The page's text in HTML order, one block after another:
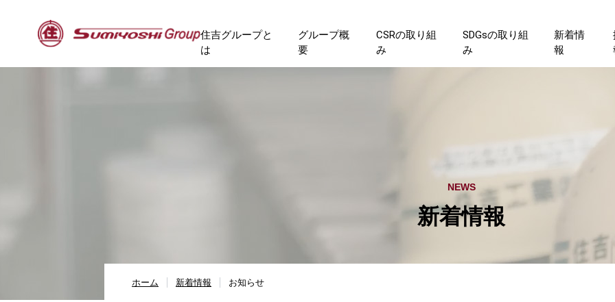
住吉グループと
は
グループ概
要
CSRの取り組
み
SDGsの取り組
み
新着情
報
NEWS
新着情報
ホーム 新着情報 お知らせ